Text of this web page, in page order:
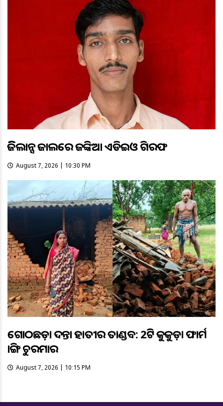
ଭିଜିଲାନ୍ସ ଜାଲରେ ଜଙ୍କିଆ ଏଡିଇଓ ଗିରଫ
August 7, 2026 | 10:30 PM
ଗୋଠଛଡ଼ା ଦନ୍ତା ହାତୀର ତାଣ୍ଡବ: 2ଟି କୁକୁଡ଼ା ଫାର୍ମ
ଭାଙ୍ଗି ଚୁରମାର
August 7, 2026 | 10:15 PM